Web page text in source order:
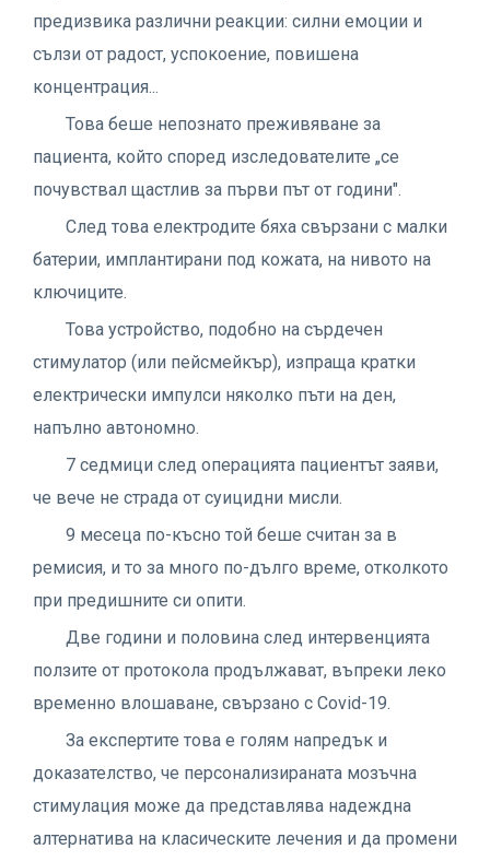
предизвика различни реакции: силни емоции и
сълзи от радост, успокоение, повишена
концентрация...
Това беше непознато преживяване за
пациента, който според изследователите „се
почувствал щастлив за първи път от години".
След това електродите бяха свързани с малки
батерии, имплантирани под кожата, на нивото на
ключиците.
Това устройство, подобно на сърдечен
стимулатор (или пейсмейкър), изпраща кратки
електрически импулси няколко пъти на ден,
напълно автономно.
7 седмици след операцията пациентът заяви,
че вече не страда от суицидни мисли.
9 месеца по-късно той беше считан за в
ремисия, и то за много по-дълго време, отколкото
при предишните си опити.
Две години и половина след интервенцията
ползите от протокола продължават, въпреки леко
временно влошаване, свързано с Covid-19.
За експертите това е голям напредък и
доказателство, че персонализираната мозъчна
стимулация може да представлява надеждна
алтернатива на класическите лечения и да промени